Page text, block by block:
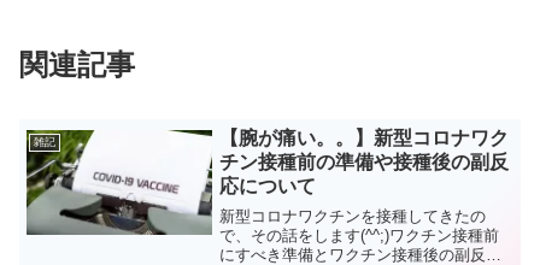
関連記事
雑記
【腕が痛い。。】新型コロナワク
チン接種前の準備や接種後の副反
応について
新型コロナワクチンを接種してきたの
で、その話をします(^^;)ワクチン接種前
にすべき準備とワクチン接種後の副反応